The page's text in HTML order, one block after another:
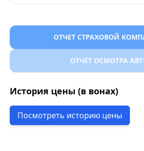
ОТЧЕТ СТРАХОВОЙ
ОТЧЕТ ОСМОТРА
История цены (в вонах)
Посмотреть историю цены